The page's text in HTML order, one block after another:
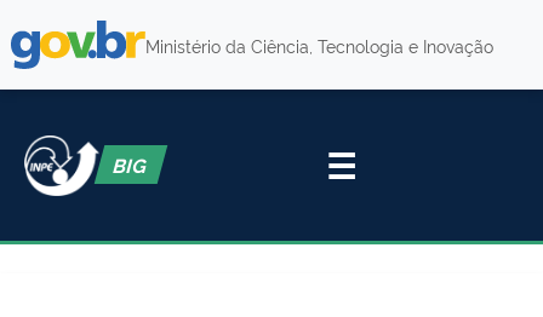
Ministério da Ciência, Tecnologia e Inovação
BIG ☰